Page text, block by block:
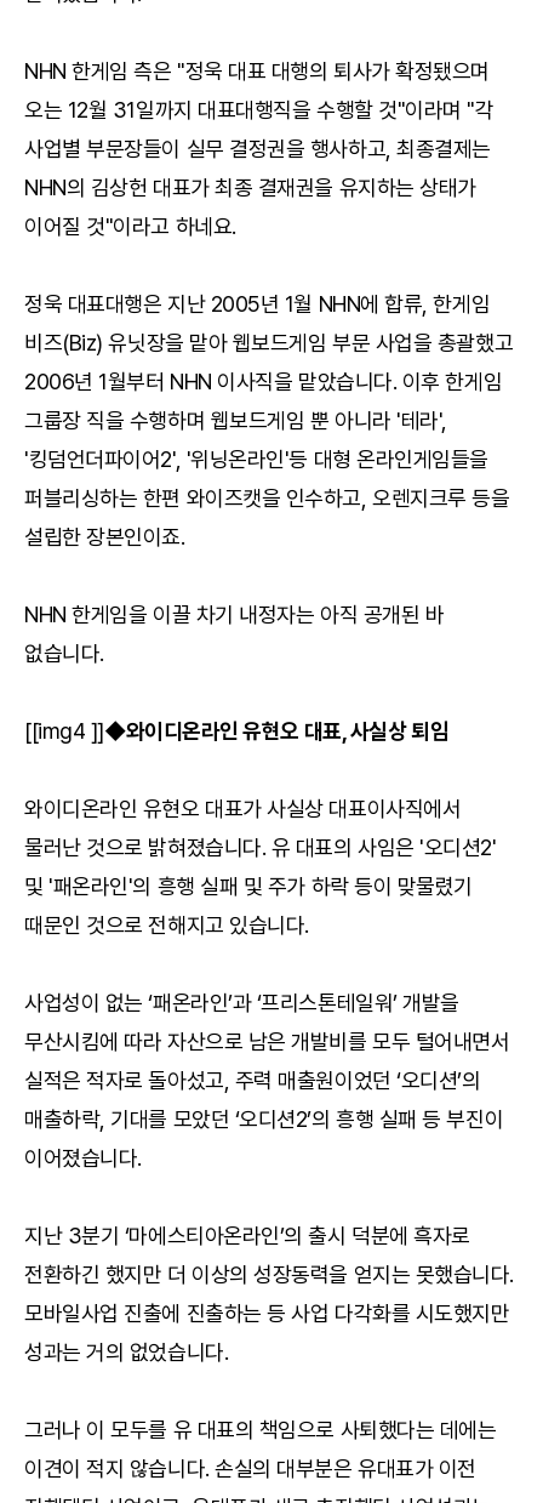
NHN 한게임 측은 "정욱 대표 대행의 퇴사가 확정됐으며
오는 12월 31일까지 대표대행직을 수행할 것"이라며 "각
사업별 부문장들이 실무 결정권을 행사하고, 최종결제는
NHN의 김상헌 대표가 최종 결재권을 유지하는 상태가
이어질 것"이라고 하네요.
정욱 대표대행은 지난 2005년 1월 NHN에 합류, 한게임
비즈(Biz) 유닛장을 맡아 웹보드게임 부문 사업을 총괄했고
2006년 1월부터 NHN 이사직을 맡았습니다. 이후 한게임
그룹장 직을 수행하며 웹보드게임 뿐 아니라 '테라',
'킹덤언더파이어2', '위닝온라인'등 대형 온라인게임들을
퍼블리싱하는 한편 와이즈캣을 인수하고, 오렌지크루 등을
설립한 장본인이죠.
NHN 한게임을 이끌 차기 내정자는 아직 공개된 바
없습니다.
[[img4 ]]◆와이디온라인 유현오 대표, 사실상 퇴임
와이디온라인 유현오 대표가 사실상 대표이사직에서
물러난 것으로 밝혀졌습니다. 유 대표의 사임은 '오디션2'
및 '패온라인'의 흥행 실패 및 주가 하락 등이 맞물렸기
때문인 것으로 전해지고 있습니다.
사업성이 없는 ‘패온라인’과 ‘프리스톤테일워’ 개발을
무산시킴에 따라 자산으로 남은 개발비를 모두 털어내면서
실적은 적자로 돌아섰고, 주력 매출원이었던 ‘오디션’의
매출하락, 기대를 모았던 ‘오디션2’의 흥행 실패 등 부진이
이어졌습니다.
지난 3분기 ‘마에스티아온라인’의 출시 덕분에 흑자로
전환하긴 했지만 더 이상의 성장동력을 얻지는 못했습니다.
모바일사업 진출에 진출하는 등 사업 다각화를 시도했지만
성과는 거의 없었습니다.
그러나 이 모두를 유 대표의 책임으로 사퇴했다는 데에는
이견이 적지 않습니다. 손실의 대부분은 유대표가 이전